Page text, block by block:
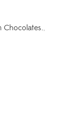
Chocolates.,